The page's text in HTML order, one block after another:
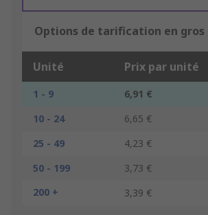
Options de tarification en gros
Unité Prix par unité
1 - 9
6,91 €
10 - 24
6,65 €
25 - 49
4,23 €
50 - 199
3,73 €
200 +
3,39 €